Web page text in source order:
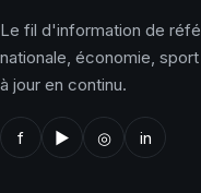
Le fil d'information de
nationale, économie,
à jour en continu.
f ▶ ◎ in